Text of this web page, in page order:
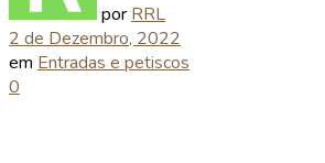
por RRL
2 de Dezembro, 2022
em Entradas e petiscos
0